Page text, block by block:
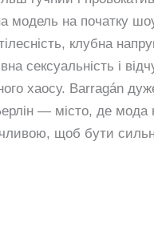
модель на початку
клубна
сексуальність і
хаосу. Barragán
— місто, де мода
щоб бути